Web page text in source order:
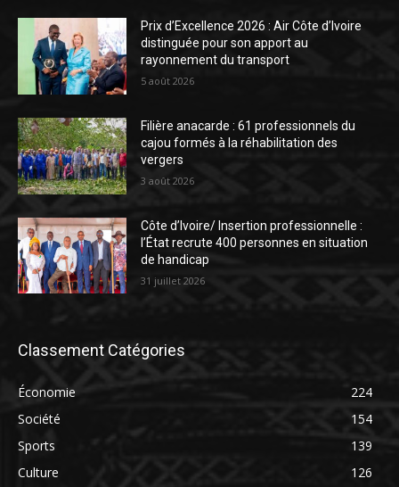
Prix d’Excellence 2026 : Air Côte d’Ivoire
distinguée pour son apport au
rayonnement du transport
5 août 2026
Filière anacarde : 61 professionnels du
cajou formés à la réhabilitation des
vergers
3 août 2026
Côte d’Ivoire/ Insertion professionnelle :
l’État recrute 400 personnes en situation
de handicap
31 juillet 2026
Classement Catégories
Économie
224
Société
154
Sports
139
Culture
126